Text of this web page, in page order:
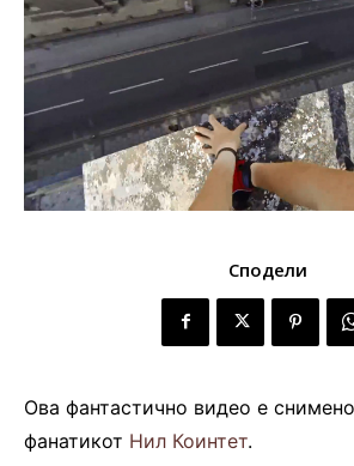
Сподели
Ова фантастично видео е
фанатикот Нил Коинтет.